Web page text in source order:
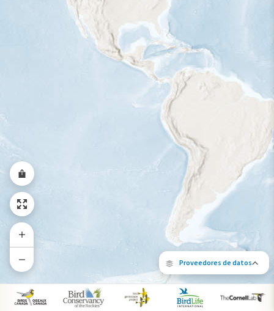
Proveedores de datos
Gama de verano
Rango de invierno
Rango a lo largo del año